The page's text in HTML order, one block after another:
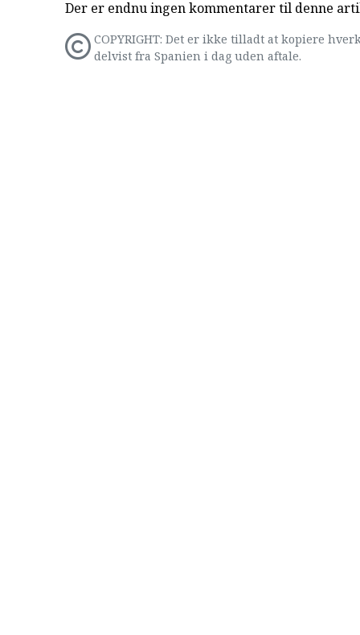
Der er endnu ingen kommentarer til denne
COPYRIGHT: Det er ikke tilladt at kopiere
delvist fra Spanien i dag uden aftale.